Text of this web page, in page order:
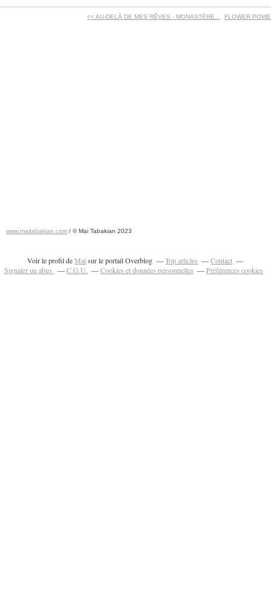
<< AU-DELÀ DE MES RÊVES - MONASTÈRE... FLOWER
www.maitabakian.com / © Mai Tabakian 2023
Voir le profil deMaisur le portail Overblog Top articles
Contact
Signaler un abus
C.G.U. Cookies et données personnelles Préférences cookies